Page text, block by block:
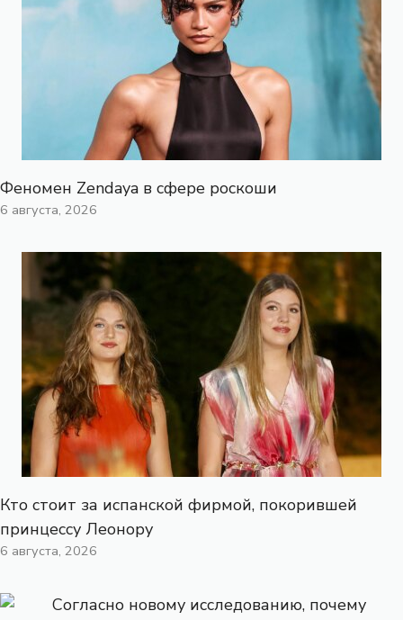
Феномен Zendaya в сфере роскоши
6 августа, 2026
Кто стоит за испанской фирмой, покорившей
принцессу Леонору
6 августа, 2026